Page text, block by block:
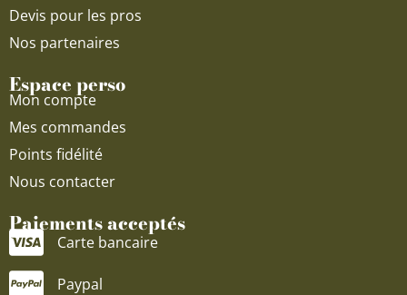
Devis pour les pros
Nos partenaires
Espace perso
Mon compte
Mes commandes
Points fidélité
Nous contacter
Paiements acceptés
Carte bancaire
Paypal